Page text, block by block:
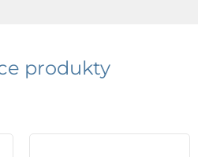
produkty